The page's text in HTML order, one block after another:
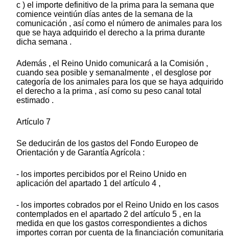
c ) el importe definitivo de la prima para la semana que
comience veintiún días antes de la semana de la
comunicación , así como el número de animales para los
que se haya adquirido el derecho a la prima durante
dicha semana .
Además , el Reino Unido comunicará a la Comisión ,
cuando sea posible y semanalmente , el desglose por
categoría de los animales para los que se haya adquirido
el derecho a la prima , así como su peso canal total
estimado .
Artículo 7
Se deducirán de los gastos del Fondo Europeo de
Orientación y de Garantía Agrícola :
- los importes percibidos por el Reino Unido en
aplicación del apartado 1 del artículo 4 ,
- los importes cobrados por el Reino Unido en los casos
contemplados en el apartado 2 del artículo 5 , en la
medida en que los gastos correspondientes a dichos
importes corran por cuenta de la financiación comunitaria